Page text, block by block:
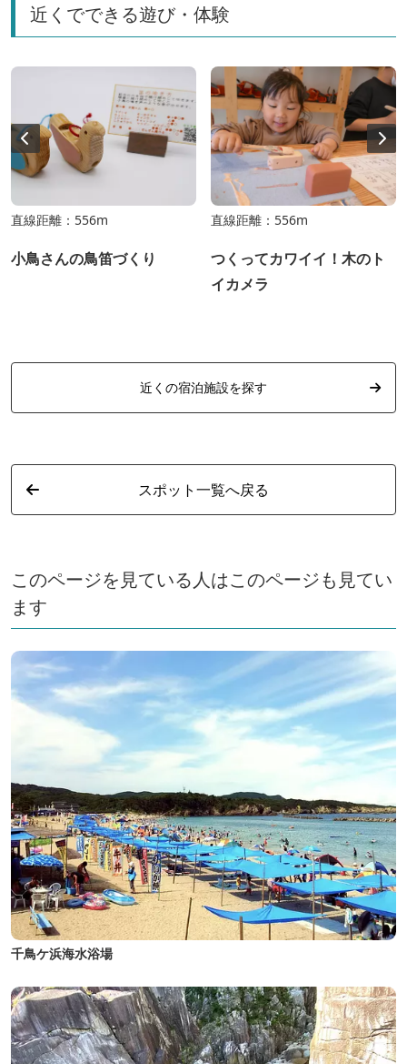
近くでできる遊び・体験
直線距離：556m
小鳥さんの鳥笛づくり
直線距離：556m
つくってカワイイ！木のト
イカメラ
近くの宿泊施設を探す
スポット一覧へ戻る
このページを見ている人はこのページも見てい
ます
千鳥ケ浜海水浴場